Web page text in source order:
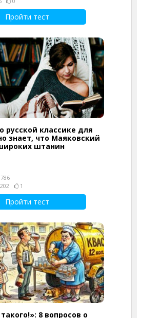
Пройти тест
русской классике для
знает, что Маяковский
штанин
1
Пройти тест
8 вопросов о